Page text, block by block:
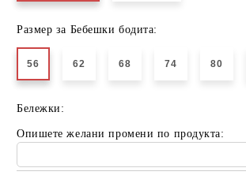
Размер за Бебешки бодита:
56 62 68 74 80
Бележки:
Опишете желани промени по продукта: